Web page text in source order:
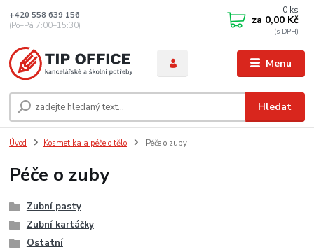
Menu
Hledat
+420 558 639 156
(Po–Pá 7:00–15:30)
0 ks
za 0,00 Kč
Úvod Kosmetika a péče o tělo Péče o zuby
Péče o zuby
Zubní pasty
Zubní kartáčky
Ostatní